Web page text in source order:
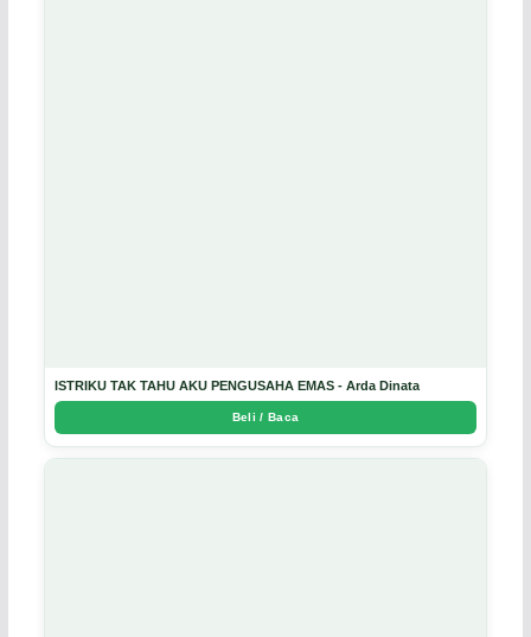
ISTRIKU TAK TAHU AKU PENGUSAHA EMAS - Arda Dinata
Beli / Baca